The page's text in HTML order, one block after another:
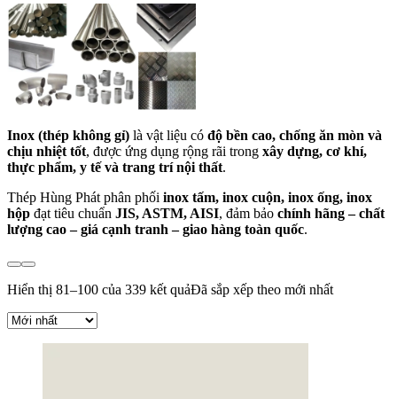
Inox (thép không gỉ) là vật liệu có độ bền cao, chống ăn mòn và
chịu nhiệt tốt, được ứng dụng rộng rãi trong xây dựng, cơ khí,
thực phẩm, y tế và trang trí nội thất.
Thép Hùng Phát phân phối inox tấm, inox cuộn, inox ống, inox
hộp đạt tiêu chuẩn JIS, ASTM, AISI, đảm bảo chính hãng – chất
lượng cao – giá cạnh tranh – giao hàng toàn quốc.
Hiển thị 81–100 của 339 kết quảĐã sắp xếp theo mới nhất